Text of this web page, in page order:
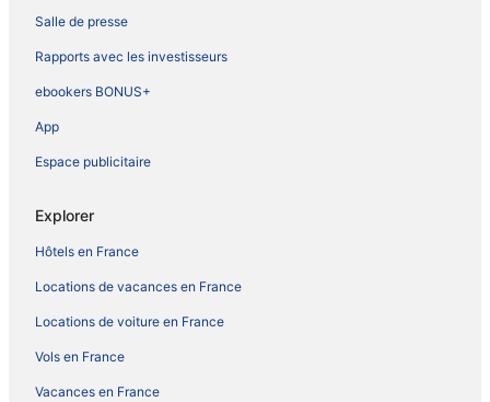
Salle de presse
Rapports avec les investisseurs
ebookers BONUS+
App
Espace publicitaire
Explorer
Hôtels en France
Locations de vacances en France
Locations de voiture en France
Vols en France
Vacances en France